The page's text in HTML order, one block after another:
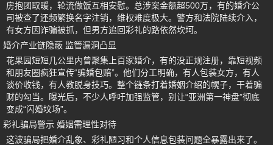
房抱团取暖，轮流做饭互相安慰。总涉案金额超500万，有的婚介公
司被查了还频繁换名字注销，维权难度极大。警方和法院陆续介入，
有女方因诈骗被抓，但男方追回彩礼的路依然坎坷。
婚介产业链隐蔽 监管漏洞凸显
花果园短短几公里内曾聚集上百家婚介，有的没正规注册，靠短视频
和朋友圈疯狂宣传“骗婚包赔”。他们分工明确，有人包装女方，有人
谈价收钱，有人教脱身技巧。整个链条打着婚姻介绍的幌子，干着骗
财的勾当。曝光后，不少人呼吁加强监管，别让“亚洲第一神盘”彻底
变成“闪婚坟场”。
彩礼骗局警示 婚姻需理性对待
这波骗局把婚介乱象、彩礼陋习和个人信息包装问题全暴露出来了。